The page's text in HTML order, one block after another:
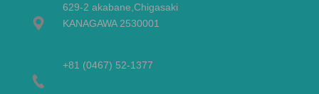
629-2 akabane,Chigasaki
KANAGAWA 2530001
+81 (0467) 52-1377